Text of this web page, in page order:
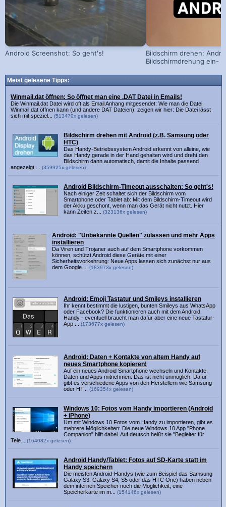
Android Screenshot: So geht's!
Bildschirm drehen:
Bildschirmdrehung ein-
Meist gelesene Tipps:
Winmail.dat öffnen: So öffnet man eine .DAT Datei in Emails!
Die Winmail.dat Datei wird oft als Email Anhang mitgesendet: Wie man die Datei
Winmail.dat öffnen kann (und andere DAT Dateien), zeigen wir hier: Die Datei lässt
sich mit speziel... (513470x gelesen)
Bildschirm drehen mit Android (z.B. Samsung oder
HTC)
Das Handy-Betriebssystem Android erkennt von alleine, wie
das Handy gerade in der Hand gehalten wird und dreht den
Bildschirm dann automatisch, damit die Inhalte passend
angezeigt ... (359925x gelesen)
Android Bildschirm-Timeout ausschalten: So geht's!
Nach einiger Zeit schaltet sich der Bildschirm vom
Smartphone oder Tablet ab: Mit dem Bildschirm-Timeout wird
der Akku geschont, wenn man das Gerät nicht nutzt. Hier
kann Zeiten z... (323136x gelesen)
Android: "Unbekannte Quellen" zulassen und mehr Apps
installieren
Da Viren und Trojaner auch auf dem Smartphone vorkommen
können, schützt Android diese Geräte mit einer
Sicherheitsvorkehrung: Neue Apps lassen sich zunächst nur aus
dem Google ... (183973x gelesen)
Android: Emoji Tastatur und Smileys installieren
Ihr kennt bestimmt die lustigen, bunten Smileys aus WhatsApp
oder Facebook? Die funktionieren auch mit dem Android
Handy - eventuell braucht man dafür aber eine neue Tastatur-
App ... (173677x gelesen)
Android: Daten + Kontakte von altem Handy auf
neues Smartphone kopieren!
Auf ein neues Android Smartphone wechseln und Kontakte,
Daten und Apps mitnehmen: Das ist nicht unmöglich: Dafür
gibt es verschiedene Apps von den Herstellern wie Samsung
oder HT... (169354x gelesen)
Windows 10: Fotos vom Handy importieren (Android
+ iPhone)
Um mit Windows 10 Fotos vom Handy zu importieren, gibt es
mehrere Möglichkeiten: Die neue Windows 10 App "Phone
Companion" hilft dabei. Auf deutsch heißt sie "Begleiter für
Tele... (164082x gelesen)
Android Handy/Tablet: Fotos auf SD-Karte statt im
Handy speichern
Die meisten Android-Handys (wie zum Beispiel das Samsung
Galaxy S3, Galaxy S4, S5 oder das HTC One) haben neben
dem internen Speicher noch die Möglichkeit, eine
Speicherkarte im m... (154146x gelesen)